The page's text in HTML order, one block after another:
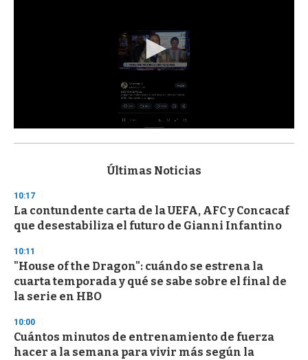
s
d
s
o
f
3
s
c
o
d
s
Últimas Noticias
10:17
La contundente carta de la UEFA, AFC y Concacaf
que desestabiliza el futuro de Gianni Infantino
10:11
"House of the Dragon": cuándo se estrena la
cuarta temporada y qué se sabe sobre el final de
la serie en HBO
10:00
Cuántos minutos de entrenamiento de fuerza
hacer a la semana para vivir más según la